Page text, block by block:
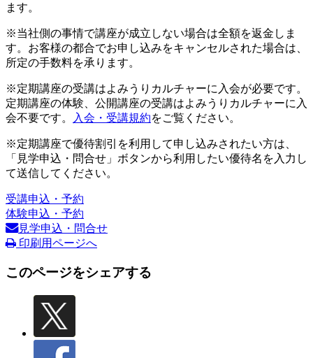
ます。
※当社側の事情で講座が成立しない場合は全額を返金しま
す。お客様の都合でお申し込みをキャンセルされた場合は、
所定の手数料を承ります。
※定期講座の受講はよみうりカルチャーに入会が必要です。
定期講座の体験、公開講座の受講はよみうりカルチャーに入
会不要です。
入会・受講規約をご覧ください。
※定期講座で優待割引を利用して申し込みされたい方は、
「見学申込・問合せ」ボタンから利用したい優待名を入力し
て送信してください。
受講申込・予約
体験申込・予約
見学申込・問合せ
印刷用ページへ
このページをシェアする